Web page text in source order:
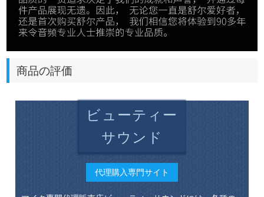
商品の評価
ビューティー
サウンド
代理購入専門サイト